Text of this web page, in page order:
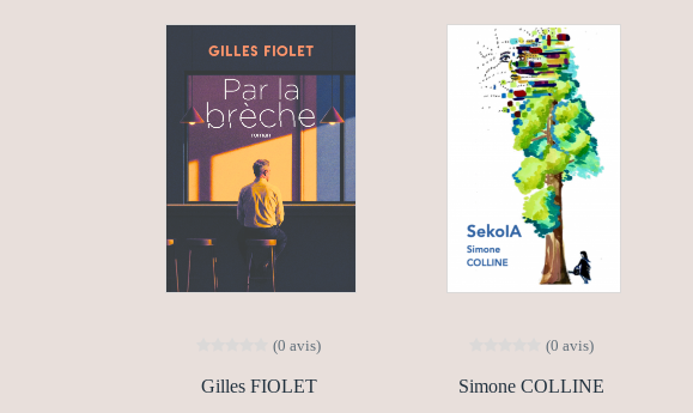
(0 avis)
Gilles FIOLET
(0 avis)
Simone COLLINE